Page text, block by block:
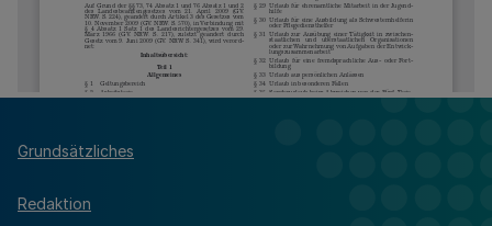
Grundsätzliches
Redaktion